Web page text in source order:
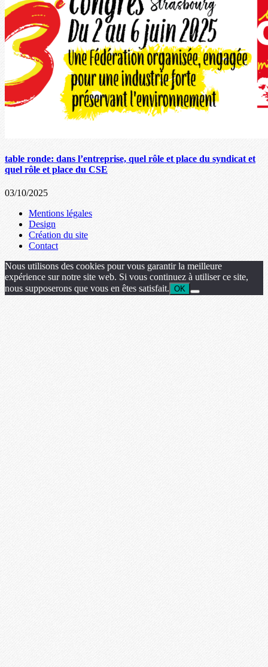
table ronde: dans l’entreprise, quel rôle et place du syndicat et
quel rôle et place du CSE
03/10/2025
Mentions légales
Design
Création du site
Contact
Nous utilisons des cookies pour vous garantir la meilleure
expérience sur notre site web. Si vous continuez à utiliser ce site,
nous supposerons que vous en êtes satisfait. OK